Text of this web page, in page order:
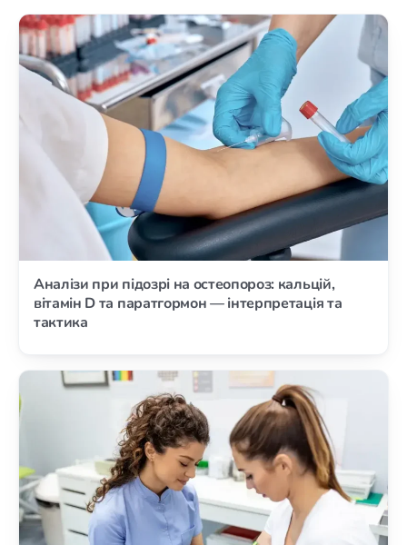
Аналізи при підозрі на остеопороз: кальцій,
вітамін D та паратгормон — інтерпретація та
тактика